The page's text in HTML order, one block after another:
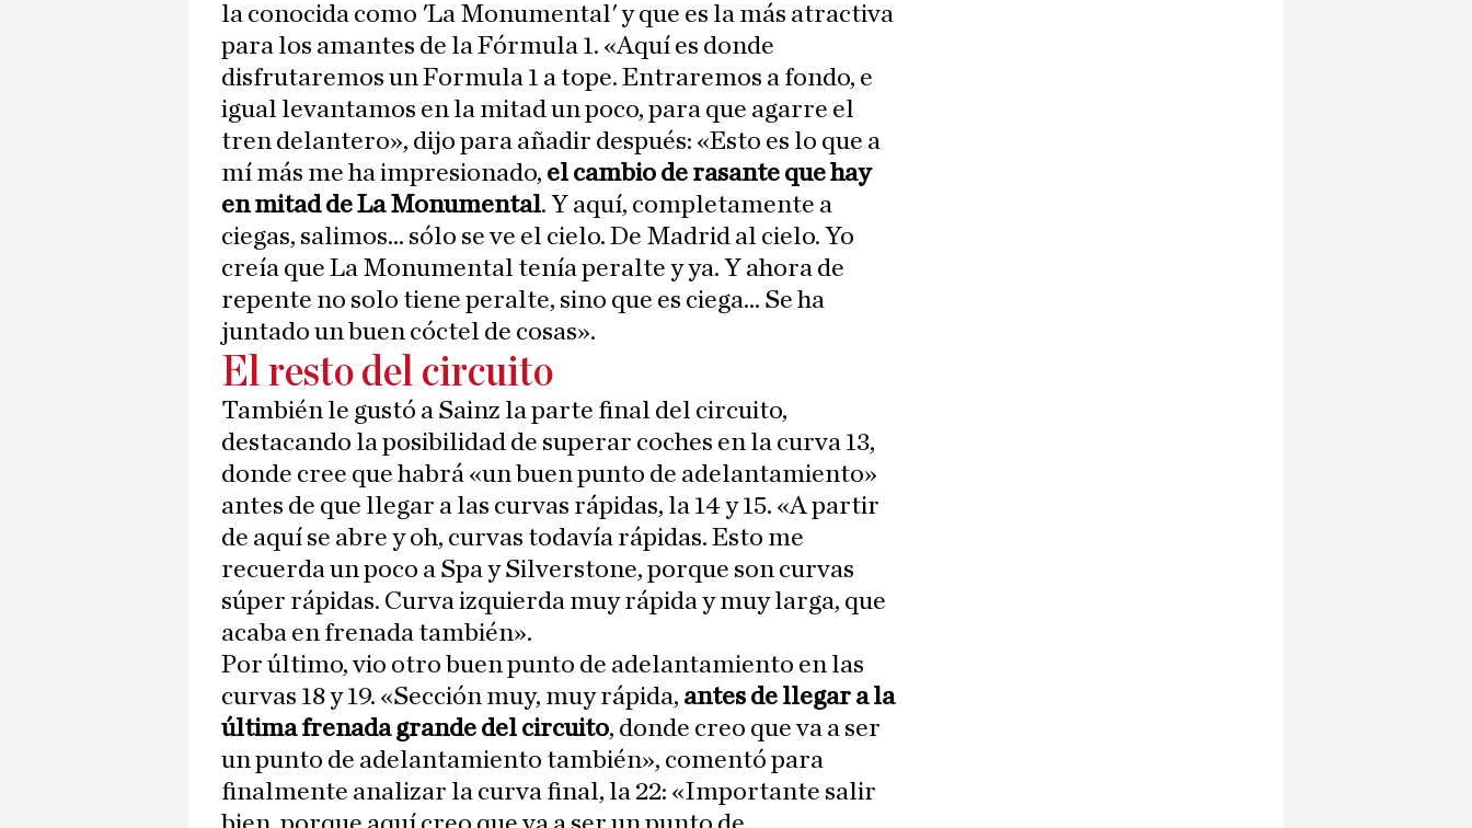
la conocida como 'La Monumental' y que es la más atractiva
para los amantes de la Fórmula 1. «Aquí es donde
disfrutaremos un Formula 1 a tope. Entraremos a fondo, e
igual levantamos en la mitad un poco, para que agarre el
tren delantero», dijo para añadir después: «Esto es lo que a
mí más me ha impresionado, el cambio de rasante que hay
en mitad de La Monumental. Y aquí, completamente a
ciegas, salimos... sólo se ve el cielo. De Madrid al cielo. Yo
creía que La Monumental tenía peralte y ya. Y ahora de
repente no solo tiene peralte, sino que es ciega... Se ha
juntado un buen cóctel de cosas».
El resto del circuito
También le gustó a Sainz la parte final del circuito,
destacando la posibilidad de superar coches en la curva 13,
donde cree que habrá «un buen punto de adelantamiento»
antes de que llegar a las curvas rápidas, la 14 y 15. «A partir
de aquí se abre y oh, curvas todavía rápidas. Esto me
recuerda un poco a Spa y Silverstone, porque son curvas
súper rápidas. Curva izquierda muy rápida y muy larga, que
acaba en frenada también».
Por último, vio otro buen punto de adelantamiento en las
curvas 18 y 19. «Sección muy, muy rápida, antes de llegar a la
última frenada grande del circuito, donde creo que va a ser
un punto de adelantamiento también», comentó para
finalmente analizar la curva final, la 22: «Importante salir